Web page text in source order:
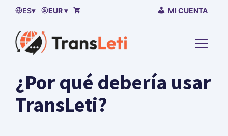
contenido
ES▾ EUR ▾ MI CUENTA
MENÚ
¿Por qué debería usar
TransLeti?